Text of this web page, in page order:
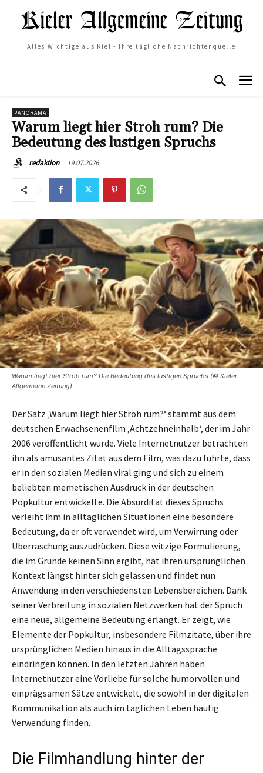
Alles Wichtige aus Kiel - Ihre tägliche Nachrichtenquelle
PANORAMA
Warum liegt hier Stroh rum? Die
Bedeutung des lustigen Spruchs
redaktion 19.07.2026
Warum liegt hier Stroh rum? Die Bedeutung des lustigen Spruchs (© Kieler
Allgemeine Zeitung)
Der Satz ‚Warum liegt hier Stroh rum?‘ stammt aus dem
deutschen Erwachsenenfilm ‚Achtzehneinhalb‘, der im Jahr
2006 veröffentlicht wurde. Viele Internetnutzer betrachten
ihn als amüsantes Zitat aus dem Film, was dazu führte, dass
er in den sozialen Medien viral ging und sich zu einem
beliebten memetischen Ausdruck in der deutschen
Popkultur entwickelte. Die Absurdität dieses Spruchs
verleiht ihm in alltäglichen Situationen eine besondere
Bedeutung, da er oft verwendet wird, um Verwirrung oder
Überraschung auszudrücken. Diese witzige Formulierung,
die im Grunde keinen Sinn ergibt, hat ihren ursprünglichen
Kontext längst hinter sich gelassen und findet nun
Anwendung in den verschiedensten Lebensbereichen. Dank
seiner Verbreitung in sozialen Netzwerken hat der Spruch
eine neue, allgemeine Bedeutung erlangt. Er zeigt, wie
Elemente der Popkultur, insbesondere Filmzitate, über ihre
ursprünglichen Medien hinaus in die Alltagssprache
eindringen können. In den letzten Jahren haben
Internetnutzer eine Vorliebe für solche humorvollen und
einprägsamen Sätze entwickelt, die sowohl in der digitalen
Kommunikation als auch im täglichen Leben häufig
Verwendung finden.
Die Filmhandlung hinter der